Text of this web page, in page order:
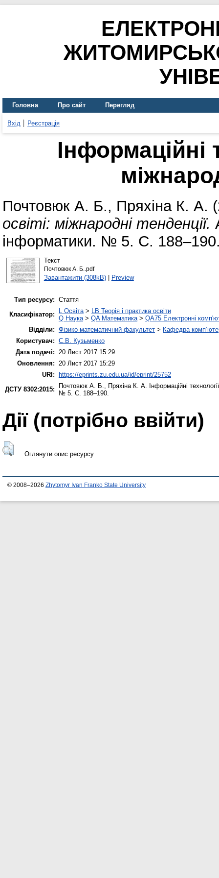
Головна Про сайт Перегляд
Вхід Реєстрація
Інформаційні
Почтовюк А. Б., Пряхіна К. А.
освіті: міжнародні тенденції.
інформатики. № 5. С.
Текст
Почтовюк А. Б..pdf
Завантажити (308kB)| Preview
Тип ресурсу: Стаття
Класифікатор:
L Освіта> LB Теорія і практика освіти
Q Наука> QA Математика> QA75 Електронні
Відділи: Фізико-математичний факультет > Кафедра
Користувач: С.В. Кузьменко
Дата подачі: 20 Лист 2017 15:29
Оновлення: 20 Лист 2017 15:29
URI:
https://eprints.zu.edu.ua/id/eprint/25752
ДСТУ 8302:2015:
Почтовюк А. Б., Пряхіна К. А. Інформаційні
№ 5. С. 188–190.
Дії ​​(потрібно ввійти)
Оглянути опис ресурсу
© 2008–2026 Zhytomyr Ivan Franko State University